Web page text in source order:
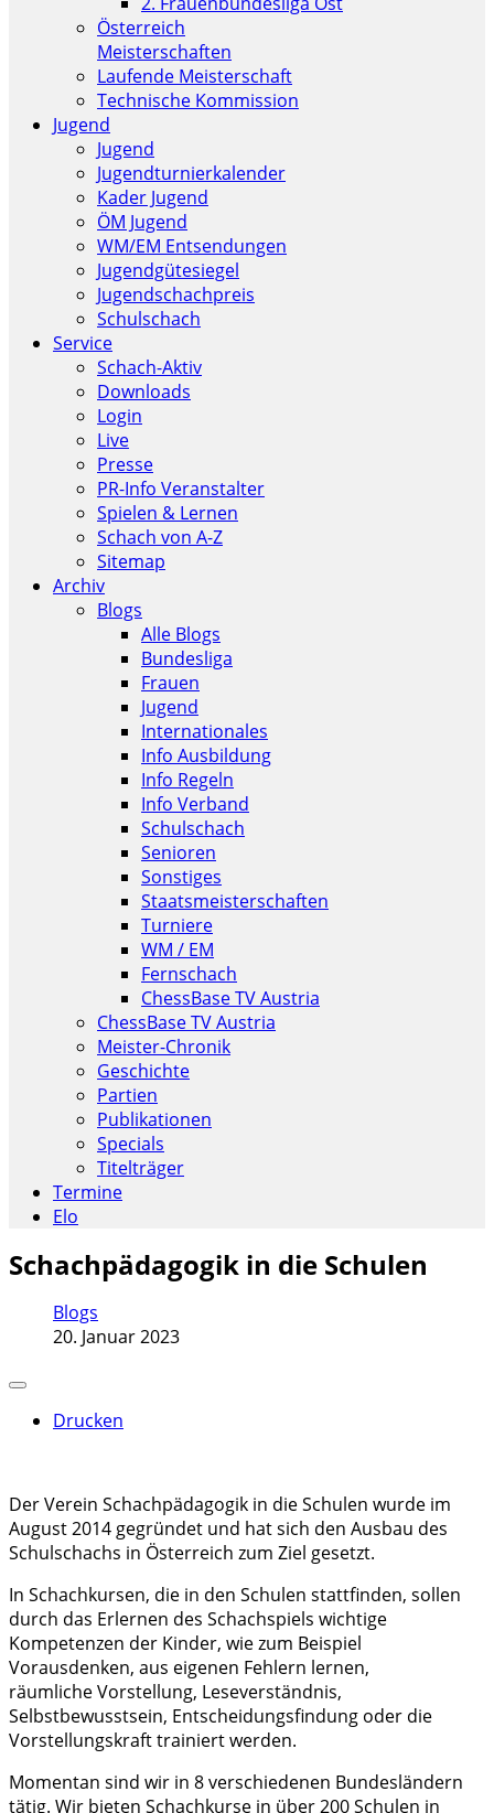
Österreich
Meisterschaften
Laufende Meisterschaft
Technische Kommission
Jugend
Jugend
Jugendturnierkalender
Kader Jugend
ÖM Jugend
WM/EM Entsendungen
Jugendgütesiegel
Jugendschachpreis
Schulschach
Service
Schach-Aktiv
Downloads
Login
Live
Presse
PR-Info Veranstalter
Spielen & Lernen
Schach von A-Z
Sitemap
Archiv
Blogs
Alle Blogs
Bundesliga
Frauen
Jugend
Internationales
Info Ausbildung
Info Regeln
Info Verband
Schulschach
Senioren
Sonstiges
Staatsmeisterschaften
Turniere
WM / EM
Fernschach
ChessBase TV Austria
ChessBase TV Austria
Meister-Chronik
Geschichte
Partien
Publikationen
Specials
Titelträger
Termine
Elo
Schachpädagogik in die Schulen
Blogs
20. Januar 2023
Drucken
Der Verein Schachpädagogik in die Schulen wurde im
August 2014 gegründet und hat sich den Ausbau des
Schulschachs in Österreich zum Ziel gesetzt.
In Schachkursen, die in den Schulen stattfinden, sollen
durch das Erlernen des Schachspiels wichtige
Kompetenzen der Kinder, wie zum Beispiel
Vorausdenken, aus eigenen Fehlern lernen,
räumliche Vorstellung, Leseverständnis,
Selbstbewusstsein, Entscheidungsfindung oder die
Vorstellungskraft trainiert werden.
Momentan sind wir in 8 verschiedenen Bundesländern
tätig. Wir bieten Schachkurse in über 200 Schulen in